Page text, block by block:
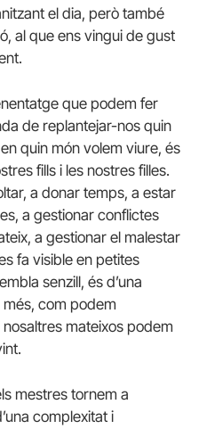
el dia, però també
al que ens vingui de gust
que podem fer
de replantejar-nos quin
quin món volem viure, és
fills i les nostres filles.
a donar temps, a estar
a gestionar conflictes
a gestionar el malestar
fa visible en petites
senzill, és d’una
com podem
mateixos podem
mestres tornem a
complexitat i